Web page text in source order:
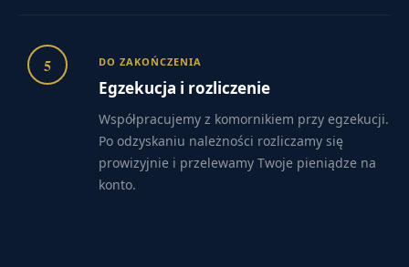
5 DO ZAKOŃCZENIA
Egzekucja i rozliczenie
Współpracujemy z komornikiem przy egzekucji.
Po odzyskaniu należności rozliczamy się
prowizyjnie i przelewamy Twoje pieniądze na
konto.